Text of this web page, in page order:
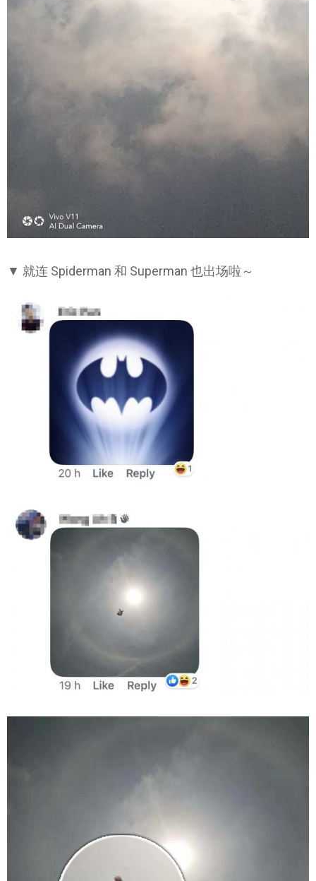
▼ 就连 Spiderman 和 Superman 也出场啦～